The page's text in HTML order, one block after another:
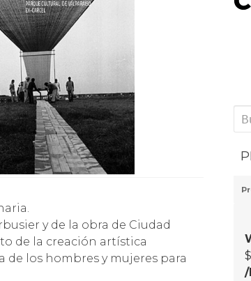
y de la obra de Ciudad
de la creación artística
los hombres y mujeres para
' .
/